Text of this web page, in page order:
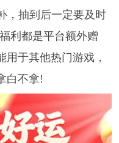
，抽到后一定要及时
利都是平台额外赠
于其他热门游戏，
白不拿!